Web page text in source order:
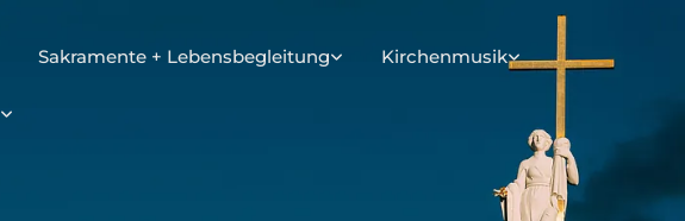
Sakramente + Lebensbegleitung Kirchenmusik